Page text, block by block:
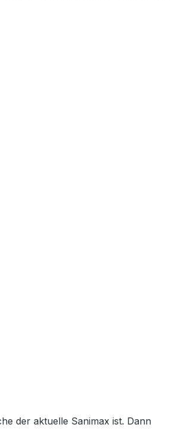
der aktuelle Sanimax ist. Dann